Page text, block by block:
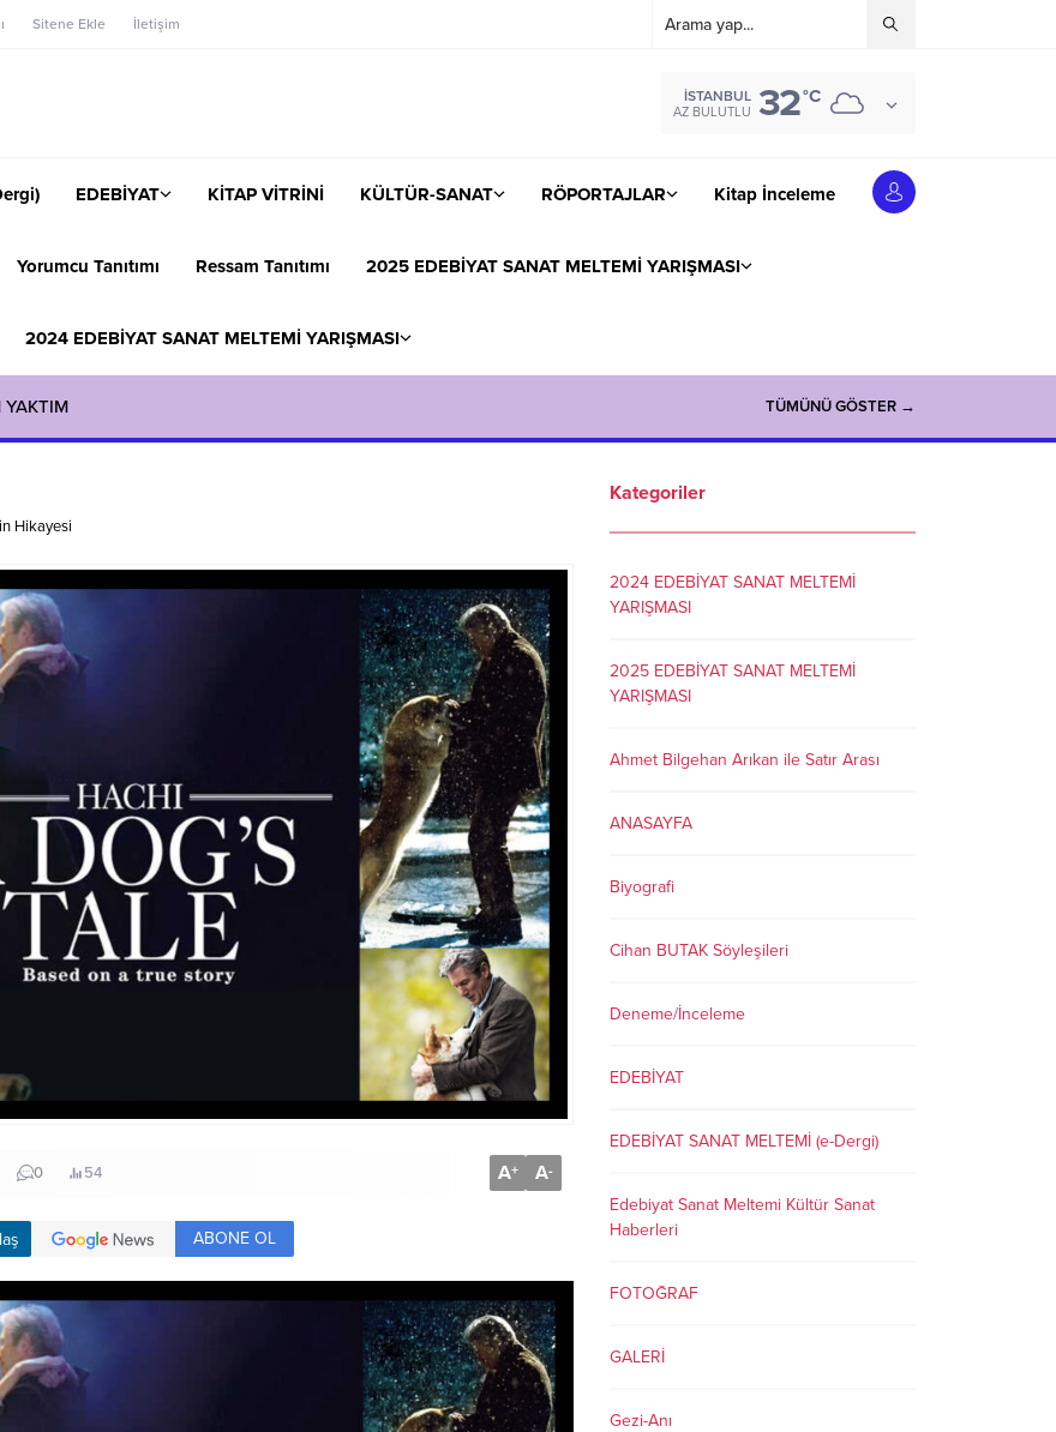
Sitene Ekle İletişim
İSTANBUL
AZ BULUTLU 32°C
EDEBİYAT KİTAP VİTRİNİ KÜLTÜR-SANAT RÖPORTAJLAR Kitap İnceleme
Yorumcu Tanıtımı Ressam Tanıtımı 2025 EDEBİYAT SANAT MELTEMİ YARIŞMASI
2024 EDEBİYAT SANAT MELTEMİ YARIŞMASI
YAKTIM TÜMÜNÜ GÖSTER →
Hikayesi
0 54 A+ A-
ABONE OL
Kategoriler
2024 EDEBİYAT SANAT MELTEMİ
YARIŞMASI
2025 EDEBİYAT SANAT MELTEMİ
YARIŞMASI
Ahmet Bilgehan Arıkan ile Satır Arası
ANASAYFA
Biyografi
Cihan BUTAK Söyleşileri
Deneme/İnceleme
EDEBİYAT
EDEBİYAT SANAT MELTEMİ (e-Dergi)
Edebiyat Sanat Meltemi Kültür Sanat
Haberleri
FOTOĞRAF
GALERİ
Gezi-Anı